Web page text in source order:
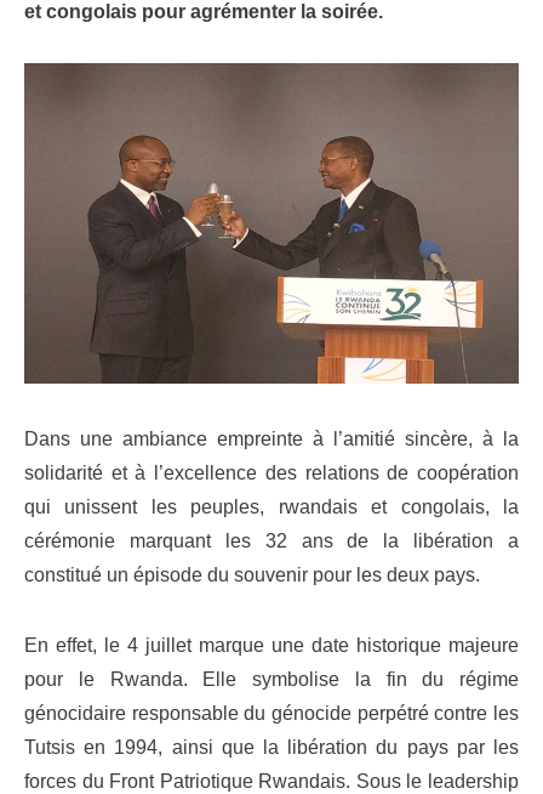
et congolais pour agrémenter la soirée.
Dans une ambiance empreinte à l’amitié sincère, à la
solidarité et à l’excellence des relations de coopération
qui unissent les peuples, rwandais et congolais, la
cérémonie marquant les 32 ans de la libération a
constitué un épisode du souvenir pour les deux pays.
En effet, le 4 juillet marque une date historique majeure
pour le Rwanda. Elle symbolise la fin du régime
génocidaire responsable du génocide perpétré contre les
Tutsis en 1994, ainsi que la libération du pays par les
forces du Front Patriotique Rwandais. Sous le leadership